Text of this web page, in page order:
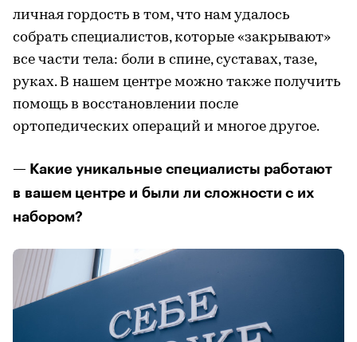
личная гордость в том, что нам удалось
собрать специалистов, которые «закрывают»
все части тела: боли в спине, суставах, тазе,
руках. В нашем центре можно также получить
помощь в восстановлении после
ортопедических операций и многое другое.
— Какие уникальные специалисты работают
в вашем центре и были ли сложности с их
набором?